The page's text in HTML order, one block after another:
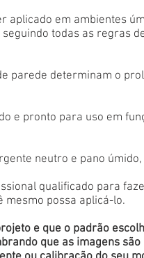
aplicado em ambientes
todas as regras
parede determinam o
e pronto para uso em
neutro e pano
qualificado para
mesmo possa aplicá-lo.
e que o padrão
que as imagens